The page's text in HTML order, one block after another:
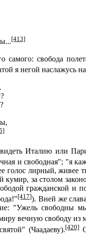
[413]
свобода
я негой наслажусь
Италию или
и свободная"; "я
голос лирный, живее
кумир, за столом
гражданской и
[417]). Вней же
"Ужель свободны
вечную свободу из
(Чаадаеву).[420]